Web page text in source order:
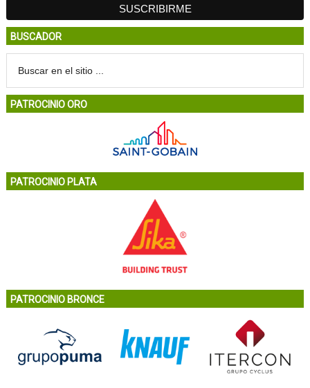
BUSCADOR
PATROCINIO ORO
PATROCINIO PLATA
PATROCINIO BRONCE